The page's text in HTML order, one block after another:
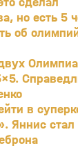
но есть 5
об
в
Яннис